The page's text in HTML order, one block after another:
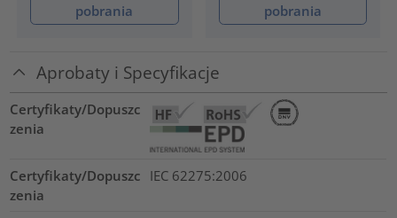
pobrania
pobrania
Aprobaty i Specyfikacje
Certyfikaty/Dopuszc
zenia
Certyfikaty/Dopuszc
zenia
IEC 62275:2006